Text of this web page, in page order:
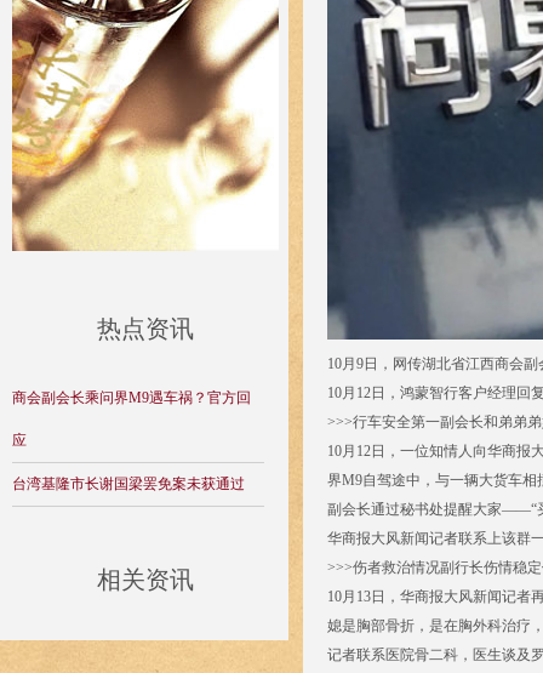
热点资讯
商会副会长乘问界M9遇车祸？官方回
应
台湾基隆市长谢国梁罢免案未获通过
相关资讯
10月9日，网传湖北省江西商会
10月12日，鸿蒙智行客户经理回
>>>行车安全第一副会长和弟弟
10月12日，一位知情人向华商报
界M9自驾途中，与一辆大货车
副会长通过秘书处提醒大家——“
华商报大风新闻记者联系上该群
>>>伤者救治情况副行长伤情稳
10月13日，华商报大风新闻记者
媳是胸部骨折，是在胸外科治疗
记者联系医院骨二科，医生谈及